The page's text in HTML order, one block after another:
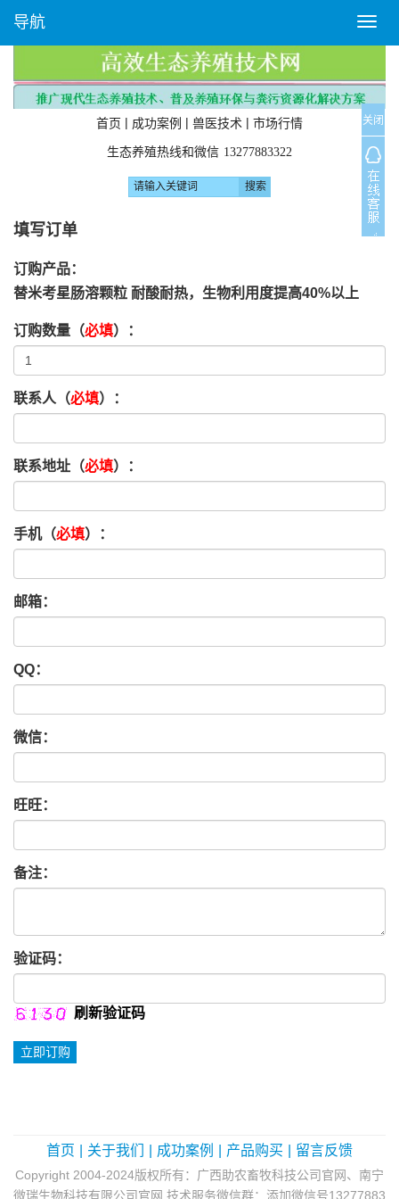
T
o
g
l
e
n
a
v
i
g
a
导航
首页 | 成功案例 | 兽医技术 | 市场行情
生态养殖热线和微信 13277883322
填写订单
订购产品：
替米考星肠溶颗粒 耐酸耐热，生物利用度提高40%以上
订购数量（必填）：
联系人（必填）：
联系地址（必填）：
手机（必填）：
邮箱：
QQ：
微信：
旺旺：
备注：
验证码：
刷新验证码
首页 关于我们 成功案例 产品购买 留言反馈
Copyright 2004-2024版权所有：广西助农畜牧科技公司官网、南宁
微瑞生物科技有限公司官网 技术服务微信群：添加微信号13277883
关闭